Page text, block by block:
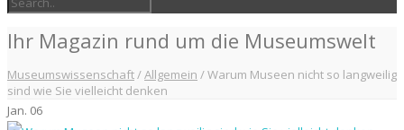
Ihr Magazin rund um die Museumswelt
Museumswissenschaft/Allgemein /Warum Museen nicht so langweilig
sind wie Sie vielleicht denken
Jan. 06